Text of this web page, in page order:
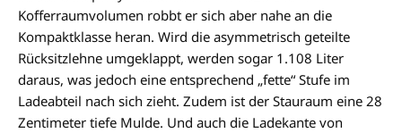
Kofferraumvolumen robbt er sich aber nahe an die
Kompaktklasse heran. Wird die asymmetrisch geteilte
Rücksitzlehne umgeklappt, werden sogar 1.108 Liter
daraus, was jedoch eine entsprechend „fette“ Stufe im
Ladeabteil nach sich zieht. Zudem ist der Stauraum eine 28
Zentimeter tiefe Mulde. Und auch die Ladekante von